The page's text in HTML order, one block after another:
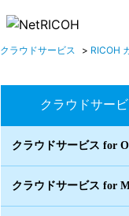
クラウドサービス > RICOH
クラウドサー
クラウドサービス for
クラウドサービス for